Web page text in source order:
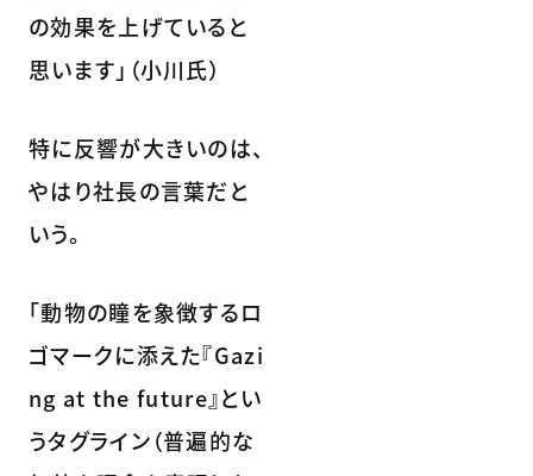
の効果を上げていると
思います」（小川氏）
特に反響が大きいのは、
やはり社長の言葉だと
いう。
「動物の瞳を象徴するロ
ゴマークに添えた『Gazi
ng at the future』とい
うタグライン（普遍的な